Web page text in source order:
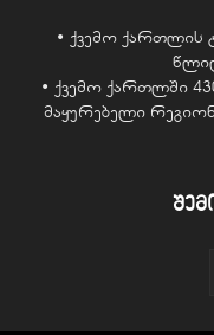
• ქვემო ქართლის
• ქვემო ქართლში
მაყურებელი